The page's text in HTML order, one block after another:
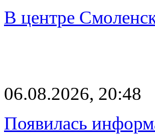
В центре
06.08.2026, 20:48
Появилась